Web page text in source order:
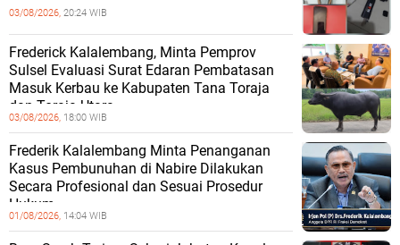
03/08/2026, 20:24 WIB
Frederick Kalalembang, Minta Pemprov
Sulsel Evaluasi Surat Edaran Pembatasan
Masuk Kerbau ke Kabupaten Tana Toraja
dan Toraja Utara
03/08/2026, 18:00 WIB
Frederik Kalalembang Minta Penanganan
Kasus Pembunuhan di Nabire Dilakukan
Secara Profesional dan Sesuai Prosedur
Hukum
01/08/2026, 14:04 WIB